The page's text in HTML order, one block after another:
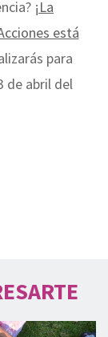
¡La
está
para
de abril del